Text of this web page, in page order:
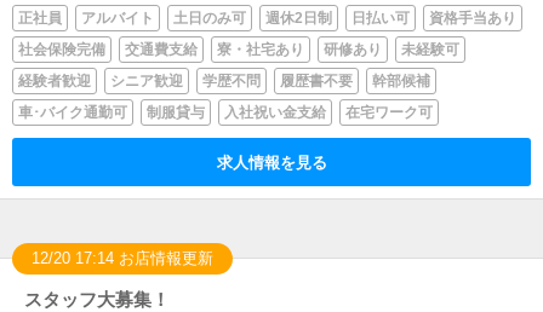
正社員 アルバイト 土日のみ可 週休2日制 日払い可
資格手当あり
社会保険完備
交通費支給 寮・社宅あり 研修あり
未経験可
経験者歓迎
シニア歓迎 学歴不問 履歴書不要
幹部候補
車･バイク通勤可
制服貸与 入社祝い金支給 在宅ワーク可
求人情報を見る
12/20 17:14 お店情報更新
スタッフ大募集！